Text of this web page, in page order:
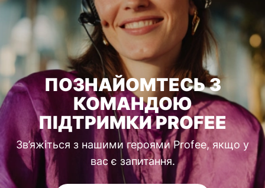
ПОЗНАЙОМТЕСЬ З
КОМАНДОЮ
ПІДТРИМКИ PROFEE
Зв’яжіться з нашими героями Profee, якщо у
вас є запитання.